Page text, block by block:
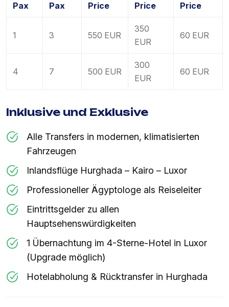
Pax
Pax
Price
Price
Price
1 3 550 EUR
350
EUR
60 EUR
4 7 500 EUR
300
EUR
60 EUR
Inklusive und Exklusive
Alle Transfers in modernen, klimatisierten
Fahrzeugen
Inlandsflüge Hurghada – Kairo – Luxor
Professioneller Ägyptologe als Reiseleiter
Eintrittsgelder zu allen
Hauptsehenswürdigkeiten
1 Übernachtung im 4-Sterne-Hotel in Luxor
(Upgrade möglich)
Hotelabholung & Rücktransfer in Hurghada